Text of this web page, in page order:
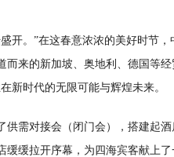
开。”在这春意浓浓的美好时节
来的新加坡、奥地利、德国等
新时代的无限可能与辉煌未来。
供需对接会（闭门会），搭建起
缓缓拉开序幕，为四海宾客献上